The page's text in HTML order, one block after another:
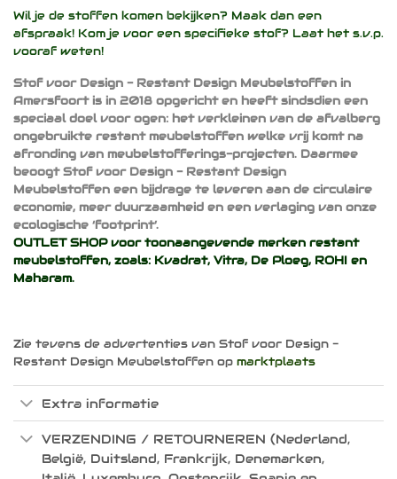
Wil je de stoffen komen bekijken? Maak dan een
afspraak! Kom je voor een specifieke stof? Laat het s.v.p.
vooraf weten!
Stof voor Design - Restant Design Meubelstoffen in
Amersfoort is in 2018 opgericht en heeft sindsdien een
speciaal doel voor ogen: het verkleinen van de afvalberg
ongebruikte restant meubelstoffen welke vrij komt na
afronding van meubelstofferings-projecten. Daarmee
beoogt Stof voor Design - Restant Design
Meubelstoffen een bijdrage te leveren aan de circulaire
economie, meer duurzaamheid en een verlaging van onze
ecologische ‘footprint’.
OUTLET SHOP voor toonaangevende merken restant
meubelstoffen, zoals: Kvadrat, Vitra, De Ploeg, ROHI en
Maharam.
Zie tevens de advertenties van Stof voor Design -
Restant Design Meubelstoffen op marktplaats
Extra informatie
VERZENDING / RETOURNEREN (Nederland,
België, Duitsland, Frankrijk, Denemarken,